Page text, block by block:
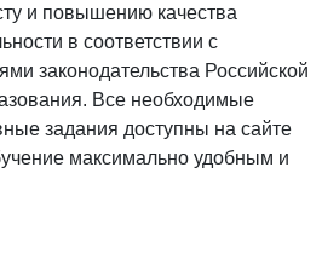
и повышению качества
в соответствии с
законодательства Российской
Все необходимые
задания доступны на сайте
максимально удобным и